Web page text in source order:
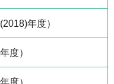
年度）
度）
度）